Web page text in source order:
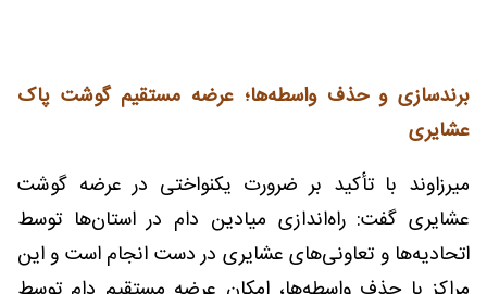
برندسازی و حذف واسطه‌ها؛ عرضه مستقیم گوشت پاک
عشایری
میرزاوند با تأکید بر ضرورت یکنواختی در عرضه گوشت
عشایری گفت: راه‌اندازی میادین دام در استان‌ها توسط
اتحادیه‌ها و تعاونی‌های عشایری در دست انجام است و این